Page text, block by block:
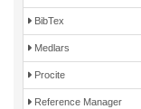
BibTex
Medlars
Procite
Reference Manager